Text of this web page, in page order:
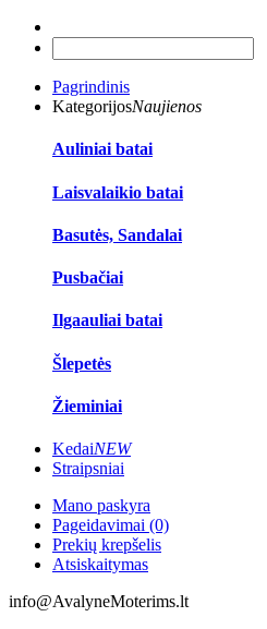
Pagrindinis
KategorijosNaujienos
Auliniai batai
Laisvalaikio batai
Basutės, Sandalai
Pusbačiai
Ilgaauliai batai
Šlepetės
Žieminiai
KedaiNEW
Straipsniai
Mano paskyra
Pageidavimai (0)
Prekių krepšelis
Atsiskaitymas
info@AvalyneMoterims.lt